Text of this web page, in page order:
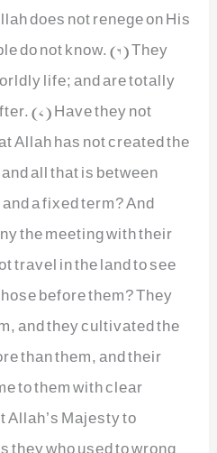
does not renege on His
do not know. (6) They
life; and are totally
(7) Have they not
Allah has not created the
all that is between
a fixed term? And
the meeting with their
travel in the land to see
before them? They
and they cultivated the
than them, and their
to them with clear
Majesty to